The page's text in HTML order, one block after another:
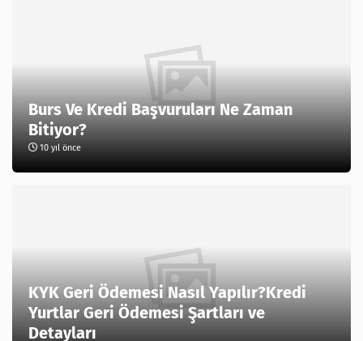
Burs Ve Kredi Başvuruları Ne Zaman
Bitiyor?
10 yıl önce
KYK Geri Ödemesi Nasıl Yapılır?Kredi
Yurtlar Geri Ödemesi Şartları ve
Detayları